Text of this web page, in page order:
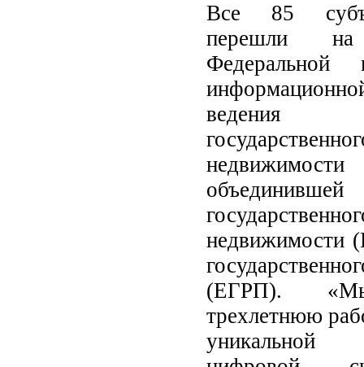
Все 85
перешли
Федеральной
недвижимости
(ЕГРП).
трехлетнюю
уникальной